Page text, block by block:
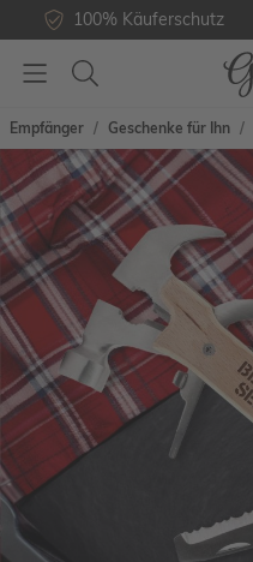
100% Käuferschutz
Empfänger Geschenke für Ihn